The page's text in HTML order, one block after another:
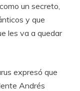
un secreto,
y que
les va a quedar
expresó que
Andrés